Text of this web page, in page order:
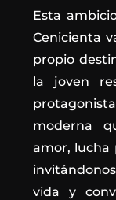
Esta
Cenicienta
propio
la joven
moderna
amor, lucha
vida y